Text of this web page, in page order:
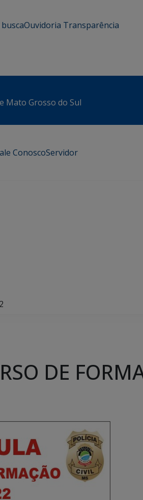
Ouvidoria Transparência
Mato Grosso do Sul
ConoscoServidor
DE